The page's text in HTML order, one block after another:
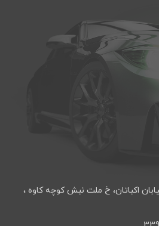
اكباتان، خ ملت نبش كوچه كاوه ،